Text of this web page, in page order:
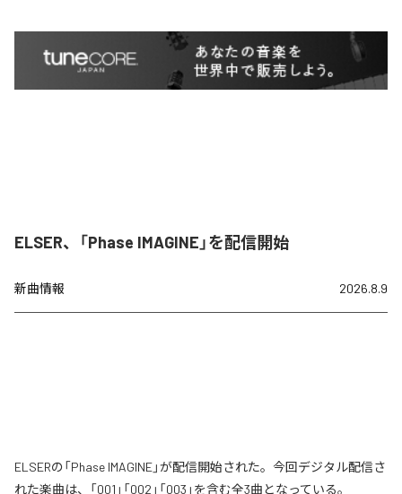
ELSER、「Phase IMAGINE」を配信開始
新曲情報 2026.8.9
ELSERの「Phase IMAGINE」が配信開始された。今回デジタル配信さ
れた楽曲は、「001」「002」「003」を含む全3曲となっている。